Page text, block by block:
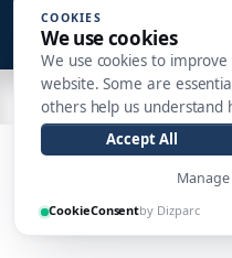
|
COOKIES
We use cookies
We use cookies to
website. Some are
others help us understand
Accept All
CookieConsentby Dizparc